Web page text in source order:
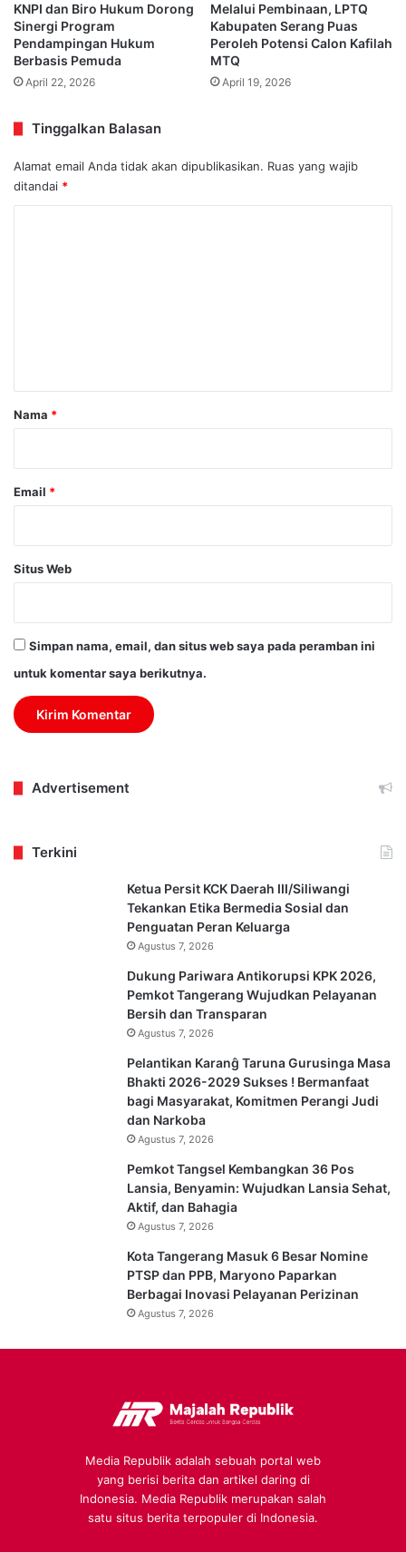
KNPI dan Biro Hukum Dorong
Sinergi Program
Pendampingan Hukum
Berbasis Pemuda
April 22, 2026
Melalui Pembinaan, LPTQ
Kabupaten Serang Puas
Peroleh Potensi Calon Kafilah
MTQ
April 19, 2026
Tinggalkan Balasan
Alamat email Anda tidak akan dipublikasikan. Ruas yang wajib
ditandai *
rNama *
Email *
Situs Web
Simpan nama, email, dan situs web saya pada peramban ini
untuk komentar saya berikutnya.
Advertisement
Terkini
Ketua Persit KCK Daerah III/Siliwangi
Tekankan Etika Bermedia Sosial dan
Penguatan Peran Keluarga
Agustus 7, 2026
Dukung Pariwara Antikorupsi KPK 2026,
Pemkot Tangerang Wujudkan Pelayanan
Bersih dan Transparan
Agustus 7, 2026
Pelantikan Karanĝ Taruna Gurusinga Masa
Bhakti 2026-2029 Sukses ! Bermanfaat
bagi Masyarakat, Komitmen Perangi Judi
dan Narkoba
Agustus 7, 2026
Pemkot Tangsel Kembangkan 36 Pos
Lansia, Benyamin: Wujudkan Lansia Sehat,
Aktif, dan Bahagia
Agustus 7, 2026
Kota Tangerang Masuk 6 Besar Nomine
PTSP dan PPB, Maryono Paparkan
Berbagai Inovasi Pelayanan Perizinan
Agustus 7, 2026
Media Republik adalah sebuah portal web
yang berisi berita dan artikel daring di
Indonesia. Media Republik merupakan salah
satu situs berita terpopuler di Indonesia.